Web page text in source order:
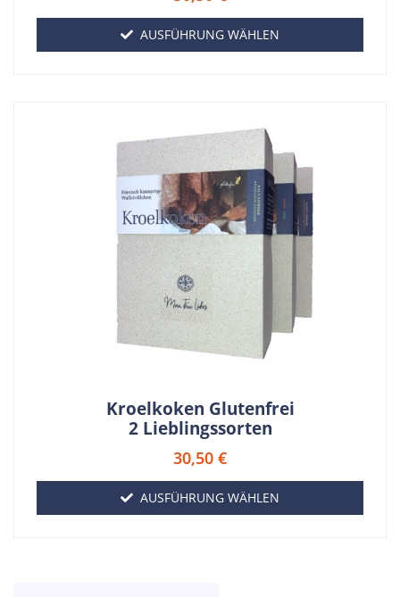
AUSFÜHRUNG WÄHLEN
Kroelkoken Glutenfrei
2 Lieblingssorten
30,50 €
AUSFÜHRUNG WÄHLEN